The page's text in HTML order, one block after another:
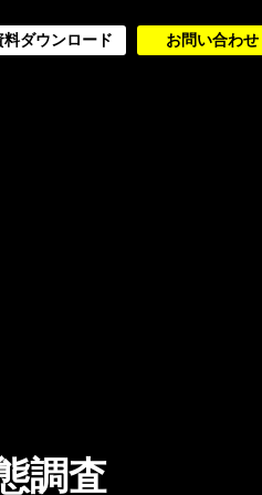
料ダウンロード お問い合わせ
調査